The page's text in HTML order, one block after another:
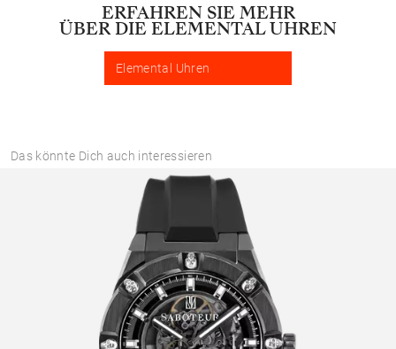
ERFAHREN SIE MEHR
ÜBER DIE ELEMENTAL UHREN
Elemental Uhren
Das könnte Dich auch interessieren